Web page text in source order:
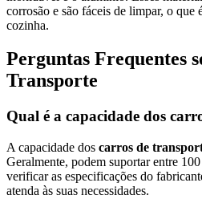
corrosão e são fáceis de limpar, o que
cozinha.
Perguntas Frequentes
Transporte
Qual é a capacidade dos
A capacidade dos carros de
Geralmente, podem suportar entre
verificar as especificações do
atenda às suas necessidades.